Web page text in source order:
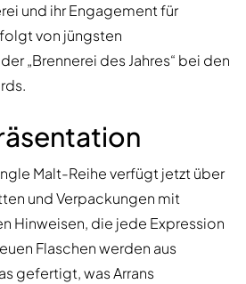
und ihr Engagement für
von jüngsten
„Brennerei des Jahres“ bei den
Malt-Reihe verfügt jetzt über
und Verpackungen mit
Hinweisen, die jede Expression
Flaschen werden aus
gefertigt, was Arrans